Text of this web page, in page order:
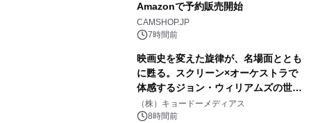
Amazonで予約販売開始
CAMSHOP.JP
7時間前
映画史を変えた旋律が、名場面ととも
に甦る。スクリーン×オーケストラで
体感するジョン・ウィリアムズの世
界。ジョン・ウィリアムズ：シネマ・
スペクタキュラー・コンサート 開催決
（株）キョードーメディアス
8時間前